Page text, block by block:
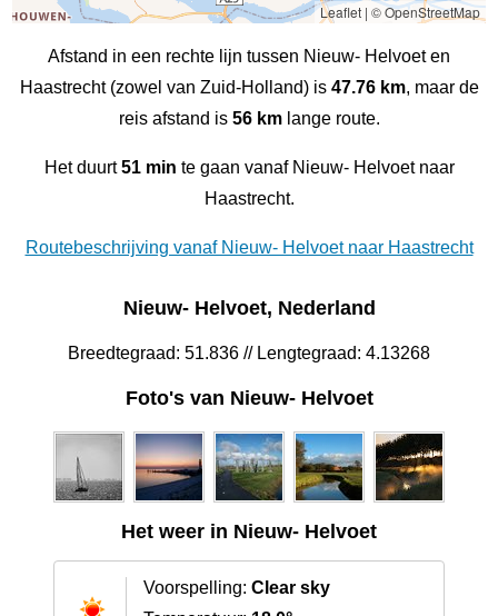
Leaflet| © OpenStreetMap
Afstand in een rechte lijn tussen Nieuw- Helvoet en
Haastrecht (zowel van Zuid-Holland) is 47.76 km, maar de
reis afstand is 56 kmlange route.
Het duurt51 min te gaan vanaf Nieuw- Helvoet naar
Haastrecht.
Routebeschrijving vanaf Nieuw- Helvoet naar Haastrecht
Nieuw- Helvoet, Nederland
Breedtegraad: 51.836 // Lengtegraad: 4.13268
Foto's van Nieuw- Helvoet
Het weer in Nieuw- Helvoet
Voorspelling: Clear sky